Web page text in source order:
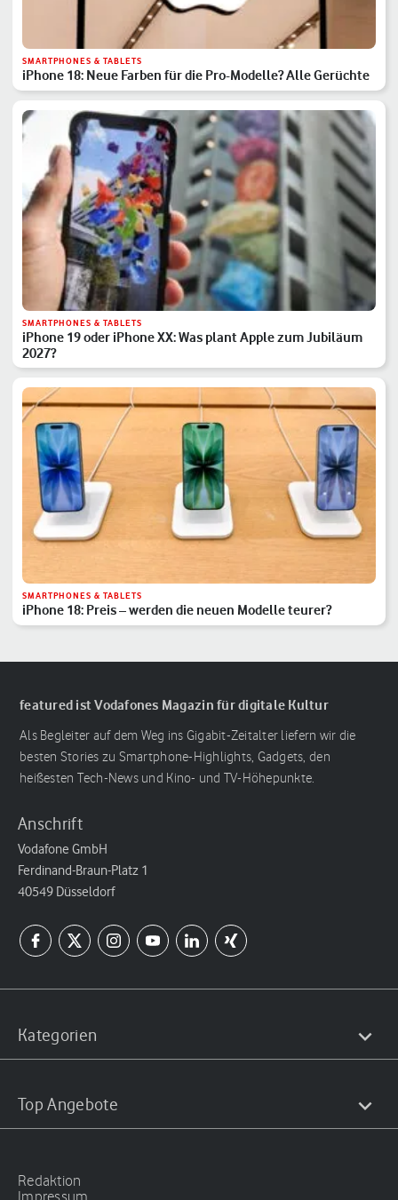
SMARTPHONES & TABLETS
iPhone 18: Neue Farben für die Pro-Modelle? Alle Gerüchte
SMARTPHONES & TABLETS
iPhone 19 oder iPhone XX: Was plant Apple zum Jubiläum
2027?
SMARTPHONES & TABLETS
iPhone 18: Preis – werden die neuen Modelle teurer?
featured ist Vodafones Magazin für digitale Kultur
Als Begleiter auf dem Weg ins Gigabit-Zeitalter liefern wir die
besten Stories zu Smartphone-Highlights, Gadgets, den
heißesten Tech-News und Kino- und TV-Höhepunkte.
Anschrift
Vodafone GmbH
Ferdinand-Braun-Platz 1
40549 Düsseldorf
Kategorien
Top Angebote
Redaktion